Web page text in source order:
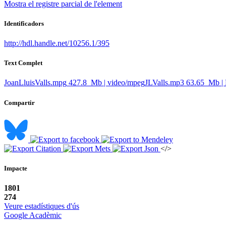
Mostra el registre parcial de l'element
Identificadors
http://hdl.handle.net/10256.1/395
Text Complet
JoanLluisValls.mpg 427.8 Mb | video/mpegJLValls.mp3 63.65 Mb |
Compartir
</>
Impacte
1801
274
Veure estadístiques d'ús
Google Acadèmic